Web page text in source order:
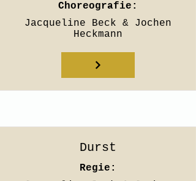
Choreografie:
Jacqueline Beck & Jochen
Heckmann
Durst
Regie: